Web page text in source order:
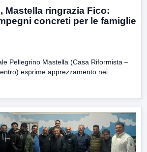
Mastella ringrazia Fico:
concreti per le famiglie
Pellegrino Mastella (Casa Riformista –
esprime apprezzamento nei